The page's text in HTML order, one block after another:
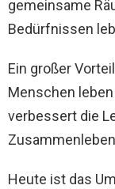
gemeinsame
Bedürfnissen
Ein großer
Menschen
verbessert die
Heute ist das